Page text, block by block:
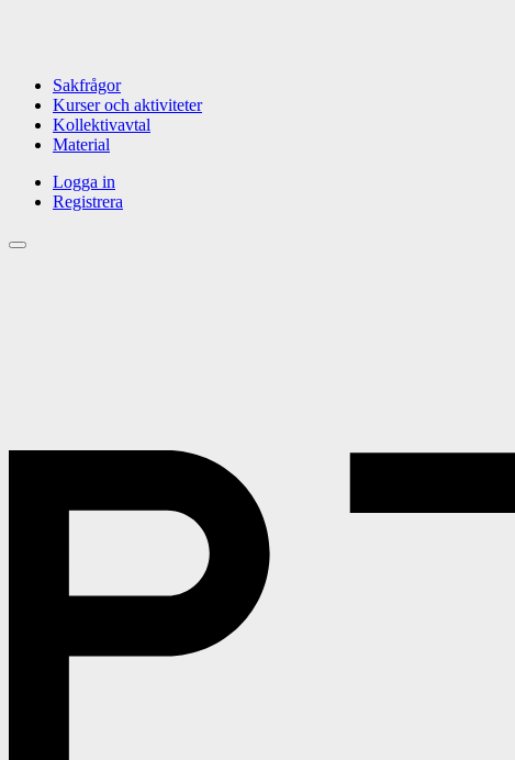
Sakfrågor
Kurser och aktiviteter
Kollektivavtal
Material
Logga in
Registrera